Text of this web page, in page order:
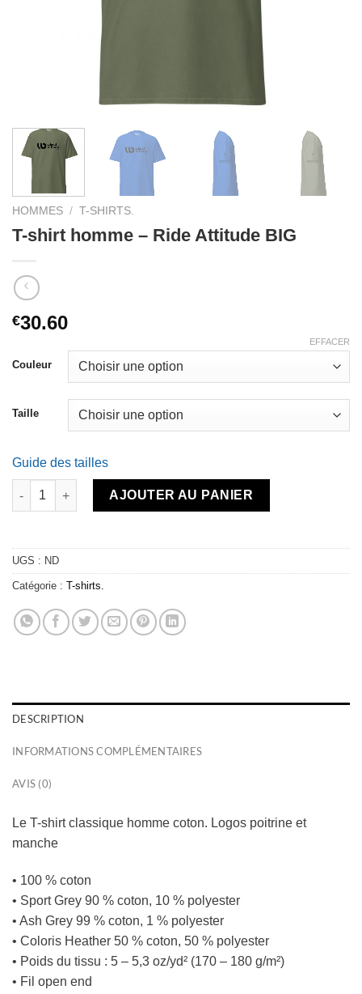
HOMMES / T-SHIRTS.
T-shirt homme – Ride Attitude BIG
€30.60
Couleur
Taille
EFFACER
Guide des tailles
quantité de T-shirt homme - Ride Attitude BIG
AJOUTER AU PANIER
UGS : ND
Catégorie : T-shirts.
DESCRIPTION
INFORMATIONS COMPLÉMENTAIRES
AVIS (0)
Le T-shirt classique homme coton. Logos poitrine et
manche
• 100 % coton
• Sport Grey 90 % coton, 10 % polyester
• Ash Grey 99 % coton, 1 % polyester
• Coloris Heather 50 % coton, 50 % polyester
• Poids du tissu : 5 – 5,3 oz/yd² (170 – 180 g/m²)
• Fil open end